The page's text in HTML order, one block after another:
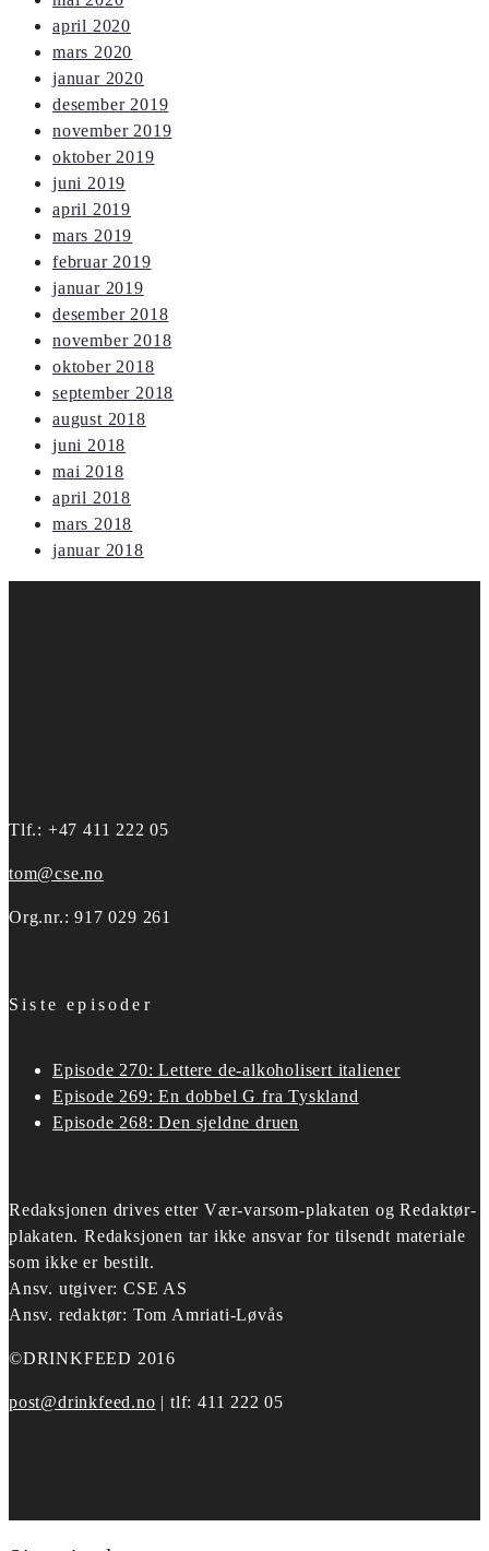
april 2020
mars 2020
januar 2020
desember 2019
november 2019
oktober 2019
juni 2019
april 2019
mars 2019
februar 2019
januar 2019
desember 2018
november 2018
oktober 2018
september 2018
august 2018
juni 2018
mai 2018
april 2018
mars 2018
januar 2018
Tlf.: +47 411 222 05
tom@cse.no
Org.nr.: 917 029 261
Siste episoder
Episode 270: Lettere de-alkoholisert italiener
Episode 269: En dobbel G fra Tyskland
Episode 268: Den sjeldne druen
Redaksjonen drives etter Vær-varsom-plakaten og Redaktør-
plakaten. Redaksjonen tar ikke ansvar for tilsendt materiale
som ikke er bestilt.
Ansv. utgiver: CSE AS
Ansv. redaktør: Tom Amriati-Løvås
©DRINKFEED 2016
post@drinkfeed.no | tlf: 411 222 05